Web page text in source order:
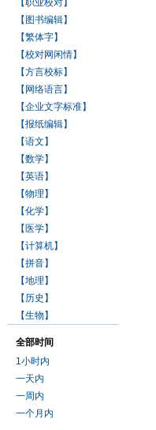
【职业校对】
【图书编辑】
【繁体字】
【校对网闲情】
【方言校标】
【网络语言】
【企业文字标准】
【报纸编辑】
【语文】
【数学】
【英语】
【物理】
【化学】
【医学】
【计算机】
【拼音】
【地理】
【历史】
【生物】
全部时间
1小时内
一天内
一周内
一个月内